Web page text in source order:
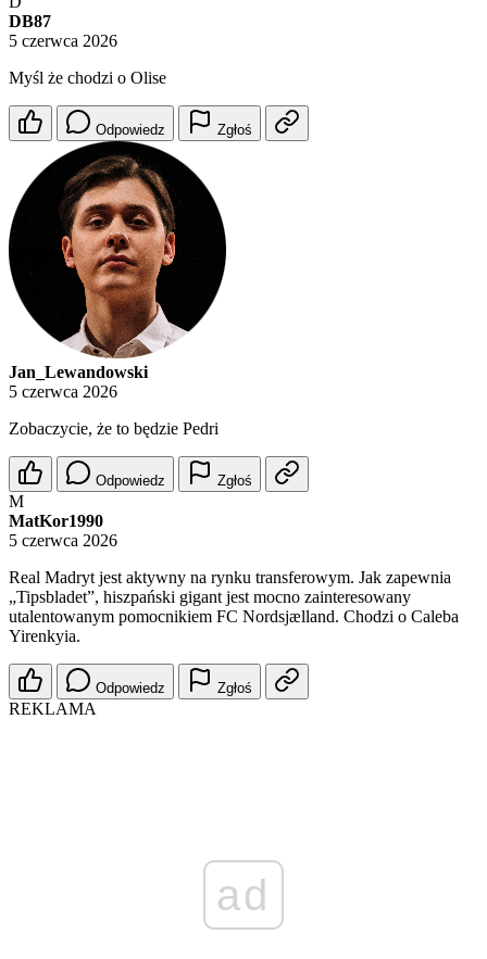
DB87
5 czerwca 2026
Myśl że chodzi o Olise
Odpowiedz Zgłoś
Jan_Lewandowski
5 czerwca 2026
Zobaczycie, że to będzie Pedri
Odpowiedz Zgłoś
M
MatKor1990
5 czerwca 2026
Real Madryt jest aktywny na rynku transferowym. Jak zapewnia
„Tipsbladet”, hiszpański gigant jest mocno zainteresowany
utalentowanym pomocnikiem FC Nordsjælland. Chodzi o Caleba
Yirenkyia.
Odpowiedz Zgłoś
REKLAMA
ad